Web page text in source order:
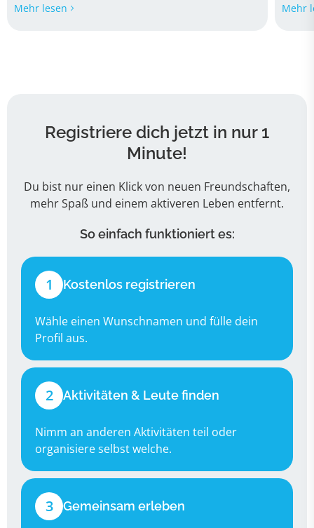
Mehr lesen Mehr
Registriere dich jetzt in nur 1
Minute!
Du bist nur einen Klick von neuen Freundschaften,
mehr Spaß und einem aktiveren Leben entfernt.
So einfach funktioniert es:
1 Kostenlos registrieren
Wähle einen Wunschnamen und fülle dein
Profil aus.
2 Aktivitäten & Leute finden
Nimm an anderen Aktivitäten teil oder
organisiere selbst welche.
3 Gemeinsam erleben